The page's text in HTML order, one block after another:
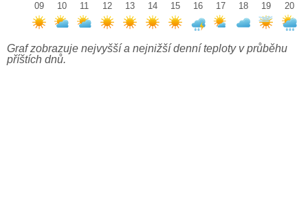
09
10
11
12
13
14
15
16
17
18
19
20
Graf zobrazuje nejvyšší a nejnižší denní teploty v průběhu
příštích dnů.